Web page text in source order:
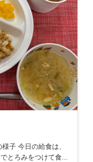
子 今日の給食は、
とろみをつけて食...